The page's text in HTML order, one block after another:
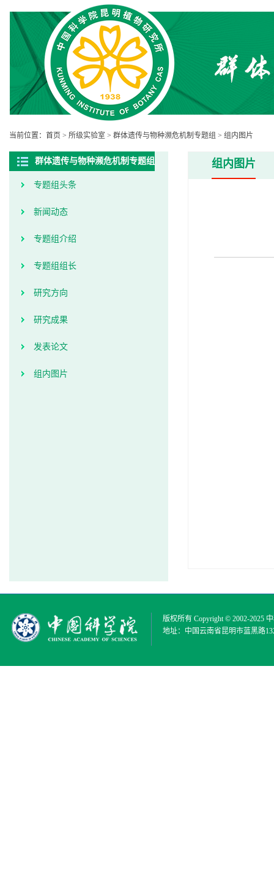
当前位置： 首页 > 所级实验室 > 群体遗传与物种濒危机制专题组 > 组内图片
群体遗传与物种濒危机制专题组
专题组头条
新闻动态
专题组介绍
专题组组长
研究方向
研究成果
发表论文
组内图片
组内图片
版权所有 Copyright © 2002-2025
地址：中国云南省昆明市蓝黑路